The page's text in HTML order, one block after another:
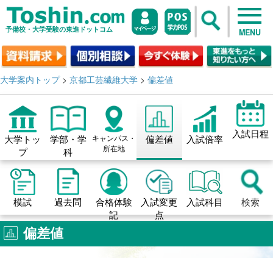
予備校・大学受験の東進ドットコム MENU
大学案内トップ> 京都工芸繊維大学 > 偏差値
大学トッ
プ
学部・学
科
キャンパス・
所在地
偏差値 入試倍率 入試日程
模試 過去問
合格体験
記
入試変更
点
入試科目 検索
偏差値